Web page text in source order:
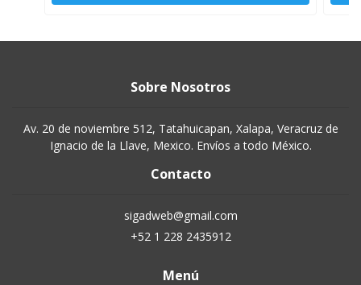
Sobre Nosotros
Av. 20 de noviembre 512, Tatahuicapan, Xalapa, Veracruz de
Ignacio de la Llave, Mexico. Envíos a todo México.
Contacto
sigadweb@gmail.com
+52 1 228 2435912
Menú